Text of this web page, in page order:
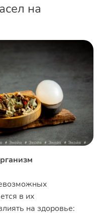
на
в их
на здоровье: